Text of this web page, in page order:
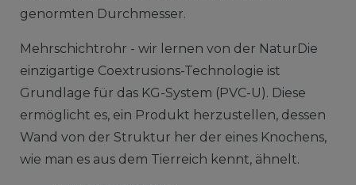
genormten Durchmesser.
Mehrschichtrohr - wir lernen von der NaturDie
einzigartige Coextrusions-Technologie ist
Grundlage für das KG-System (PVC-U). Diese
ermöglicht es, ein Produkt herzustellen, dessen
Wand von der Struktur her der eines Knochens,
wie man es aus dem Tierreich kennt, ähnelt.